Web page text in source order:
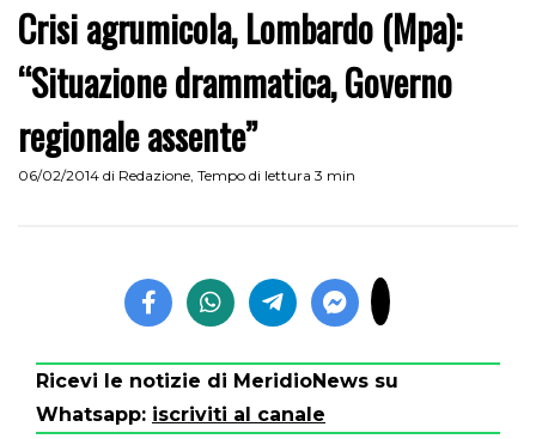
Crisi agrumicola, Lombardo (Mpa):
“Situazione drammatica, Governo
regionale assente”
06/02/2014 di Redazione, Tempo di lettura 3 min
Ricevi le notizie di MeridioNews su
Whatsapp: iscriviti al canale